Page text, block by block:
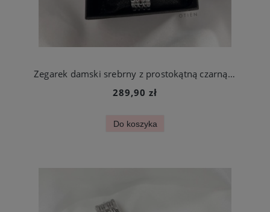
Zegarek damski srebrny z prostokątną czarną kopertą stal chirurgiczna
289,90 zł
Do koszyka